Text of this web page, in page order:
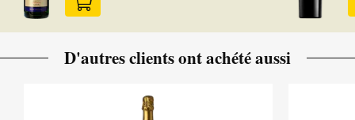
D'autres clients ont achété aussi